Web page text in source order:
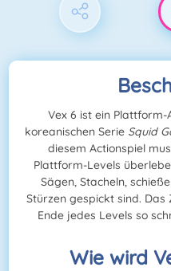
Vex 6 ist ein
koreanischen Serie Squid
diesem Actionspiel
Plattform-Levels
Sägen, Stacheln,
Stürzen gespickt sind.
Ende jedes Levels so
Wie wird